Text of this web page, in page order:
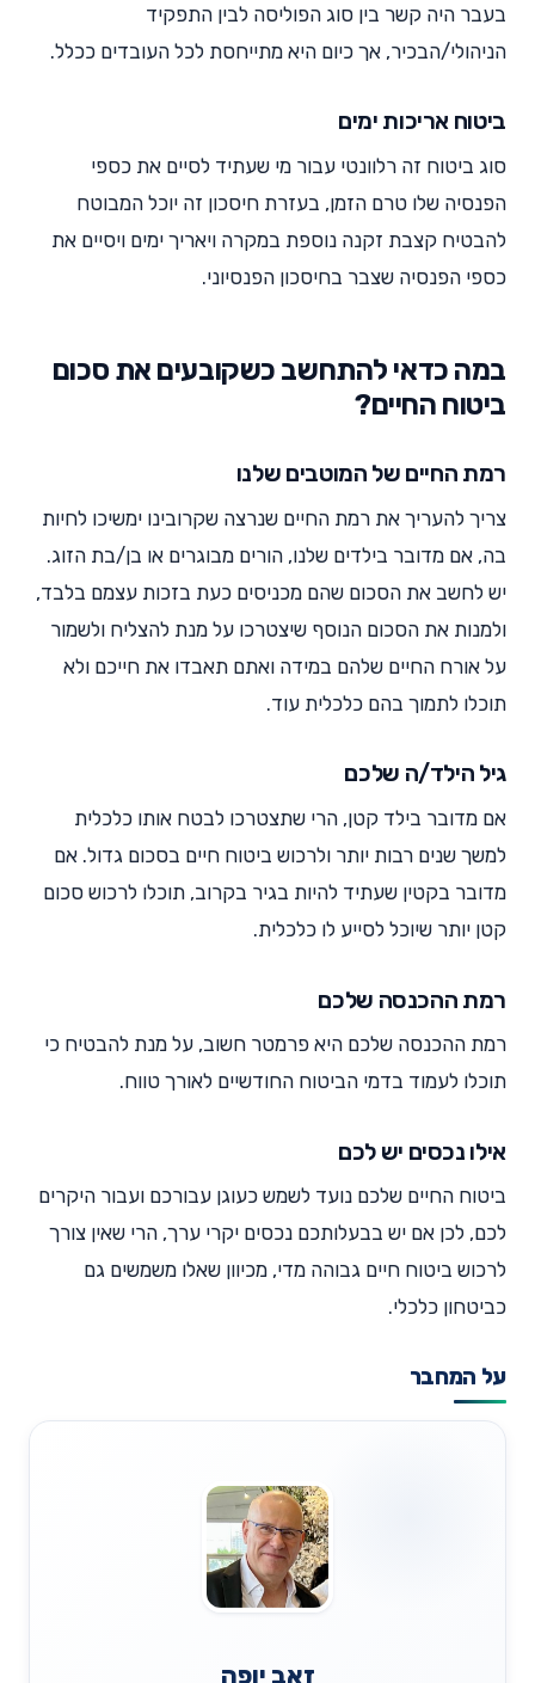
בעבר היה קשר בין סוג הפוליסה לבין התפקיד
הניהולי/הבכיר, אך כיום היא מתייחסת לכל העובדים ככלל.
ביטוח אריכות ימים
סוג ביטוח זה רלוונטי עבור מי שעתיד לסיים את כספי
הפנסיה שלו טרם הזמן, בעזרת חיסכון זה יוכל המבוטח
להבטיח קצבת זקנה נוספת במקרה ויאריך ימים ויסיים את
כספי הפנסיה שצבר בחיסכון הפנסיוני.
במה כדאי להתחשב כשקובעים את סכום
ביטוח החיים?
רמת החיים של המוטבים שלנו
צריך להעריך את רמת החיים שנרצה שקרובינו ימשיכו לחיות
בה, אם מדובר בילדים שלנו, הורים מבוגרים או בן/בת הזוג.
יש לחשב את הסכום שהם מכניסים כעת בזכות עצמם בלבד,
ולמנות את הסכום הנוסף שיצטרכו על מנת להצליח ולשמור
על אורח החיים שלהם במידה ואתם תאבדו את חייכם ולא
תוכלו לתמוך בהם כלכלית עוד.
גיל הילד/ה שלכם
אם מדובר בילד קטן, הרי שתצטרכו לבטח אותו כלכלית
למשך שנים רבות יותר ולרכוש ביטוח חיים בסכום גדול. אם
מדובר בקטין שעתיד להיות בגיר בקרוב, תוכלו לרכוש סכום
קטן יותר שיוכל לסייע לו כלכלית.
רמת ההכנסה שלכם
רמת ההכנסה שלכם היא פרמטר חשוב, על מנת להבטיח כי
תוכלו לעמוד בדמי הביטוח החודשיים לאורך טווח.
אילו נכסים יש לכם
ביטוח החיים שלכם נועד לשמש כעוגן עבורכם ועבור היקרים
לכם, לכן אם יש בבעלותכם נכסים יקרי ערך, הרי שאין צורך
לרכוש ביטוח חיים גבוהה מדי, מכיוון שאלו משמשים גם
כביטחון כלכלי.
על המחבר
זאב יופה